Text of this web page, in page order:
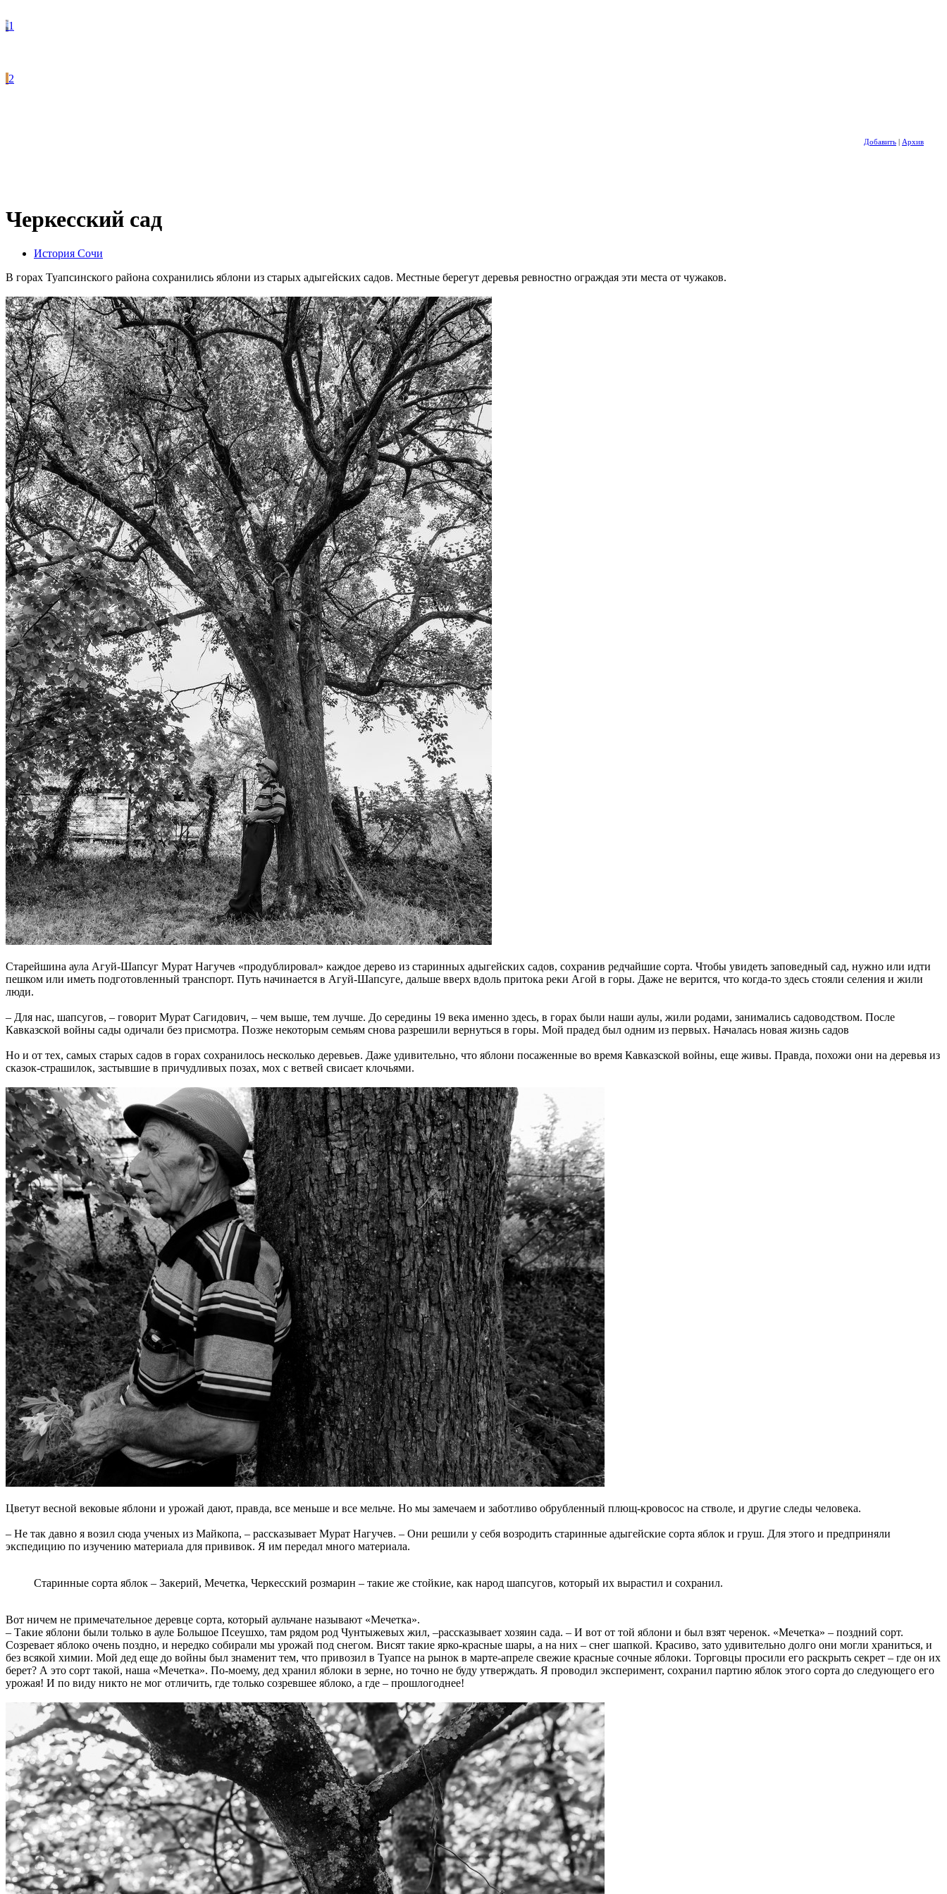
1
2
Добавить Архив
Черкесский сад
История Сочи
В горах Туапсинского района сохранились яблони из старых адыгейских садов. Местные берегут деревья ревностно ограждая эти места от чужаков.
Старейшина аула Агуй-Шапсуг Мурат Нагучев «продублировал» каждое дерево из старинных адыгейских садов, сохранив редчайшие сорта. Чтобы увидеть заповедный сад, нужно или идти
пешком или иметь подготовленный транспорт. Путь начинается в Агуй-Шапсуге, дальше вверх вдоль притока реки Агой в горы. Даже не верится, что когда-то здесь стояли селения и жили
люди.
– Для нас, шапсугов, – говорит Мурат Сагидович, – чем выше, тем лучше. До середины 19 века именно здесь, в горах были наши аулы, жили родами, занимались садоводством. После
Кавказской войны сады одичали без присмотра. Позже некоторым семьям снова разрешили вернуться в горы. Мой прадед был одним из первых. Началась новая жизнь садов
Но и от тех, самых старых садов в горах сохранилось несколько деревьев. Даже удивительно, что яблони посаженные во время Кавказской войны, еще живы. Правда, похожи они на деревья из
сказок-страшилок, застывшие в причудливых позах, мох с ветвей свисает клочьями.
Цветут весной вековые яблони и урожай дают, правда, все меньше и все мельче. Но мы замечаем и заботливо обрубленный плющ-кровосос на стволе, и другие следы человека.
– Не так давно я возил сюда ученых из Майкопа, – рассказывает Мурат Нагучев. – Они решили у себя возродить старинные адыгейские сорта яблок и груш. Для этого и предприняли
экспедицию по изучению материала для прививок. Я им передал много материала.
Старинные сорта яблок – Закерий, Мечетка, Черкесский розмарин – такие же стойкие, как народ шапсугов, который их вырастил и сохранил.
Вот ничем не примечательное деревце сорта, который аульчане называют «Мечетка».
– Такие яблони были только в ауле Большое Псеушхо, там рядом род Чунтыжевых жил, –рассказывает хозяин сада. – И вот от той яблони и был взят черенок. «Мечетка» – поздний сорт.
Созревает яблоко очень поздно, и нередко собирали мы урожай под снегом. Висят такие ярко-красные шары, а на них – снег шапкой. Красиво, зато удивительно долго они могли храниться, и
без всякой химии. Мой дед еще до войны был знаменит тем, что привозил в Туапсе на рынок в марте-апреле свежие красные сочные яблоки. Торговцы просили его раскрыть секрет – где он их
берет? А это сорт такой, наша «Мечетка». По-моему, дед хранил яблоки в зерне, но точно не буду утверждать. Я проводил эксперимент, сохранил партию яблок этого сорта до следующего его
урожая! И по виду никто не мог отличить, где только созревшее яблоко, а где – прошлогоднее!